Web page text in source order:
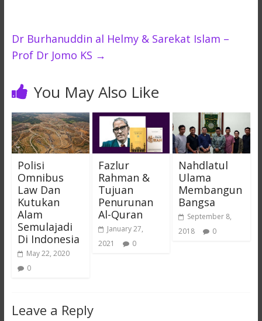
Dr Burhanuddin al Helmy & Sarekat Islam –
Prof Dr Jomo KS →
You May Also Like
Polisi
Omnibus
Law Dan
Kutukan
Alam
Semulajadi
Di Indonesia
May 22, 2020
0
Fazlur
Rahman &
Tujuan
Penurunan
Al-Quran
January 27,
2021
0
Nahdlatul
Ulama
Membangun
Bangsa
September 8,
2018
0
Leave a Reply